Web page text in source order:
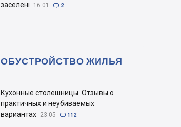
заселені
16.01  2
Кухонные столешницы. Отзывы о
практичных и неубиваемых
вариантах 23.05  112
ОБУСТРОЙСТВО ЖИЛЬЯ